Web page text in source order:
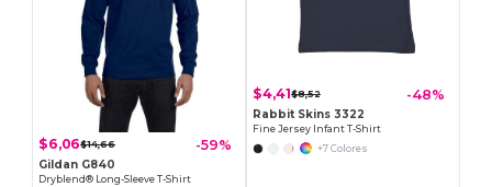
$6,06$14,66 -59%
Gildan G840
Dryblend® Long-Sleeve T-Shirt
$4,41$8,52 -48%
Rabbit Skins 3322
Fine Jersey Infant T-Shirt
+7 Colores